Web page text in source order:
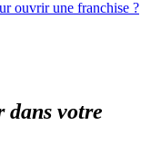
ouvrir une franchise ?
franchise en 2026 ?
sa reconversion
dans votre